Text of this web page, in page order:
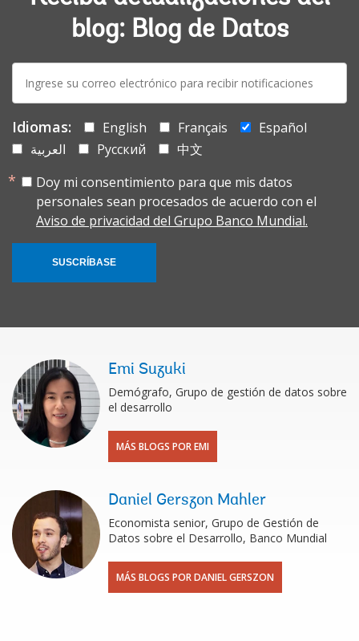
blog: Blog de Datos
mail:
Idiomas: English Français
Español
العربية
Русский
中文
Doy mi consentimiento para que mis datos
personales sean procesados de acuerdo con el
Aviso de privacidad del Grupo Banco Mundial.
SUSCRÍBASE
Emi Suzuki
Demógrafo, Grupo de gestión de datos sobre
el desarrollo
MÁS BLOGS POR EMI
Daniel Gerszon Mahler
Economista senior, Grupo de Gestión de
Datos sobre el Desarrollo, Banco Mundial
MÁS BLOGS POR DANIEL GERSZON